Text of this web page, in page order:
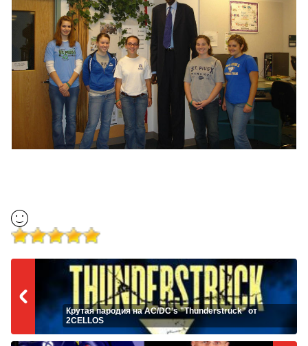
Крутая пародия на AC/DC's "Thunderstruck" от
2CELLOS